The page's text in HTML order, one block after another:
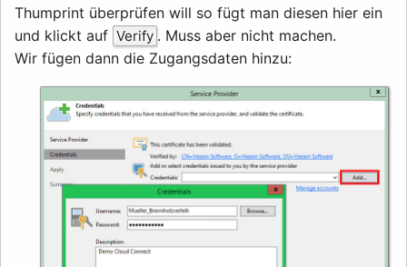
Thumprint überprüfen will so fügt man diesen hier ein
und klickt auf Verify . Muss aber nicht machen.
Wir fügen dann die Zugangsdaten hinzu: